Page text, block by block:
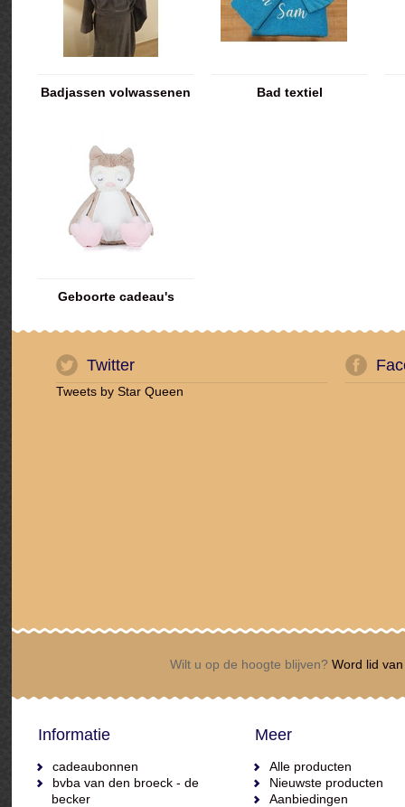
Badjassen volwassenen Bad textiel
Geboorte cadeau's
Twitter
Tweets by Star Queen
Wilt u op de hoogte blijven? Word lid
Informatie
cadeaubonnen
bvba van den broeck - de
becker
Meer
Alle producten
Nieuwste producten
Aanbiedingen